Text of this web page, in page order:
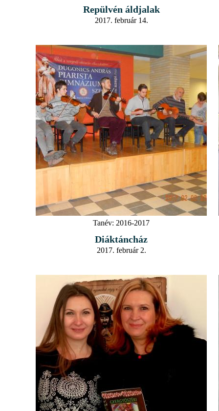
Repülvén áldjalak
2017. február 14.
Tanév: 2016-2017
Diáktáncház
2017. február 2.